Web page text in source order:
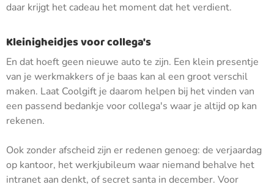
daar krijgt het cadeau het moment dat het verdient.
Kleinigheidjes voor collega's
En dat hoeft geen nieuwe auto te zijn. Een klein presentje
van je werkmakkers of je baas kan al een groot verschil
maken. Laat Coolgift je daarom helpen bij het vinden van
een passend bedankje voor collega's waar je altijd op kan
rekenen.
Ook zonder afscheid zijn er redenen genoeg: de verjaardag
op kantoor, het werkjubileum waar niemand behalve het
intranet aan denkt, of secret santa in december. Voor